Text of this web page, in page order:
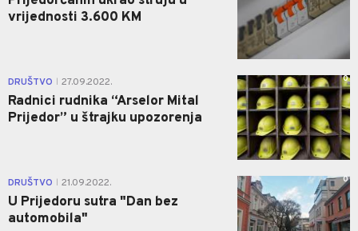
vrijednosti 3.600 KM
DRUŠTVO 27.09.2022.
Radnici rudnika “Arselor Mital
Prijedor” u štrajku upozorenja
0
DRUŠTVO 21.09.2022.
U Prijedoru sutra "Dan bez
automobila"
0